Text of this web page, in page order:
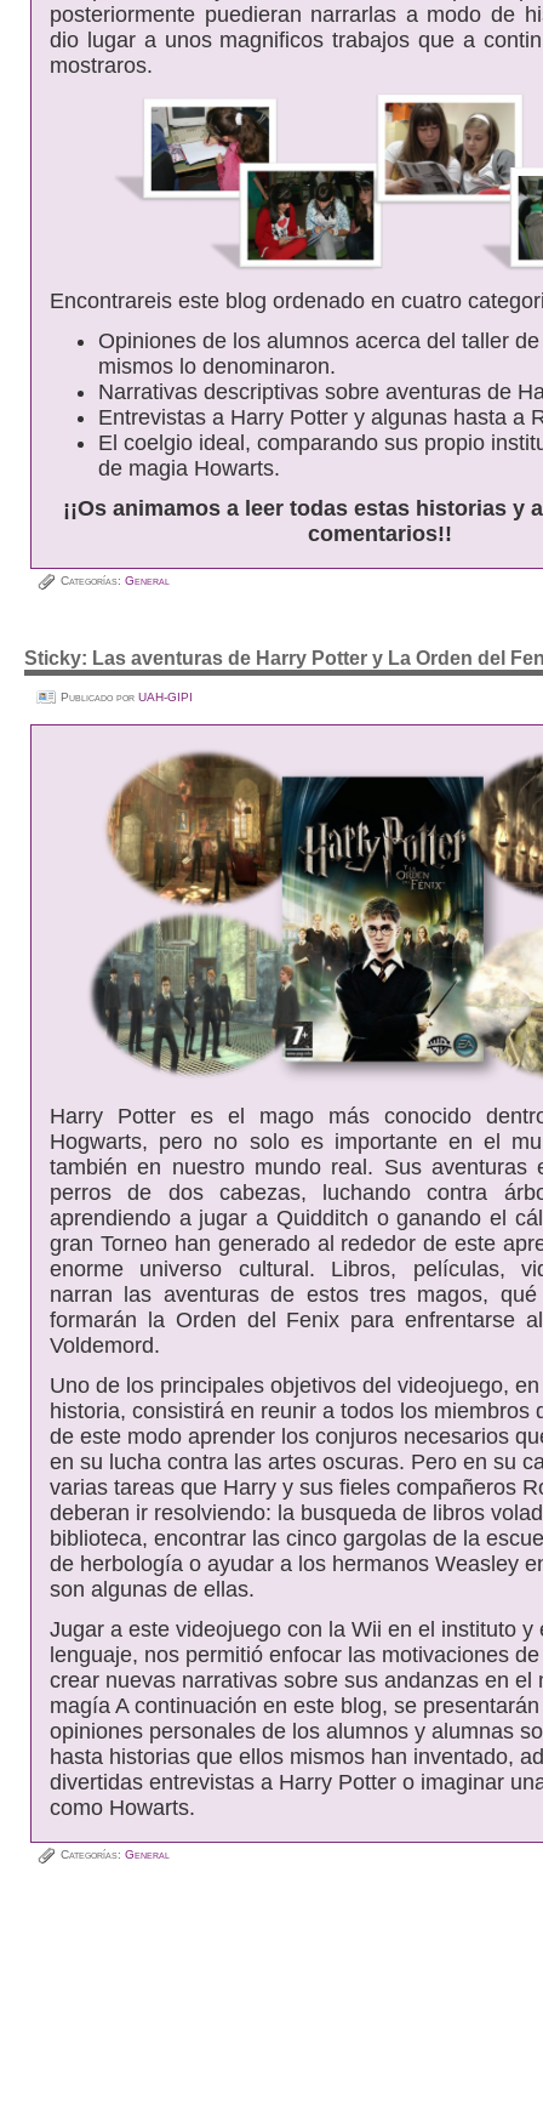
posteriormente puedieran narrarlas a modo de
dio lugar a unos magnificos trabajos que a
mostraros.
Encontrareis este blog ordenado en cuatro
Opiniones de los alumnos acerca del taller
mismos lo denominaron.
Narrativas descriptivas sobre aventuras de
Entrevistas a Harry Potter y algunas hasta a
El coelgio ideal, comparando sus propio
de magia Howarts.
¡¡Os animamos a leer todas estas historias y
comentarios!!
Categorías: General
Sticky: Las aventuras de Harry Potter y La Orden del
Publicado por UAH-GIPI
Harry Potter es el mago más conocido
Hogwarts, pero no solo es importante en el
también en nuestro mundo real. Sus aventuras
perros de dos cabezas, luchando contra
aprendiendo a jugar a Quidditch o ganando el
gran Torneo han generado al rededor de este
enorme universo cultural. Libros, películas,
narran las aventuras de estos tres magos,
formarán la Orden del Fenix para enfrentarse
Voldemord.
Uno de los principales objetivos del videojuego,
historia, consistirá en reunir a todos los miembros
de este modo aprender los conjuros necesarios
en su lucha contra las artes oscuras. Pero en su
varias tareas que Harry y sus fieles compañeros
deberan ir resolviendo: la busqueda de libros
biblioteca, encontrar las cinco gargolas de la
de herbología o ayudar a los hermanos Weasley
son algunas de ellas.
Jugar a este videojuego con la Wii en el instituto y
lenguaje, nos permitió enfocar las motivaciones
crear nuevas narrativas sobre sus andanzas en el
magía A continuación en este blog, se
opiniones personales de los alumnos y alumnas
hasta historias que ellos mismos han inventado,
divertidas entrevistas a Harry Potter o imaginar
como Howarts.
Categorías: General